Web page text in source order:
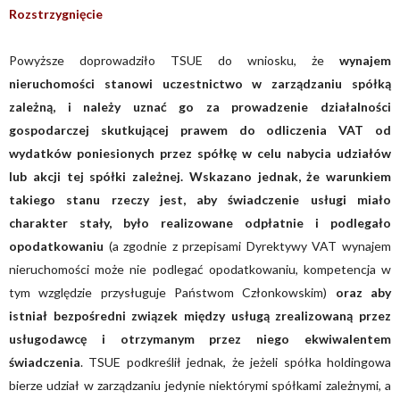
Rozstrzygnięcie
Powyższe doprowadziło TSUE do wniosku, że wynajem
nieruchomości stanowi uczestnictwo w zarządzaniu spółką
zależną, i należy uznać go za prowadzenie działalności
gospodarczej skutkującej prawem do odliczenia VAT od
wydatków poniesionych przez spółkę w celu nabycia udziałów
lub akcji tej spółki zależnej. Wskazano jednak, że warunkiem
takiego stanu rzeczy jest, aby świadczenie usługi miało
charakter stały, było realizowane odpłatnie i podlegało
opodatkowaniu (a zgodnie z przepisami Dyrektywy VAT wynajem
nieruchomości może nie podlegać opodatkowaniu, kompetencja w
tym względzie przysługuje Państwom Członkowskim) oraz aby
istniał bezpośredni związek między usługą zrealizowaną przez
usługodawcę i otrzymanym przez niego ekwiwalentem
świadczenia. TSUE podkreślił jednak, że jeżeli spółka holdingowa
bierze udział w zarządzaniu jedynie niektórymi spółkami zależnymi, a